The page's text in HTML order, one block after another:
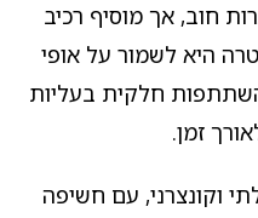
חוב, אך מוסיף רכיב
של עד 15%. המטרה היא לשמור על אופי
השתתפות חלקית בעליות
זמן.
וקונצרני, עם חשיפה